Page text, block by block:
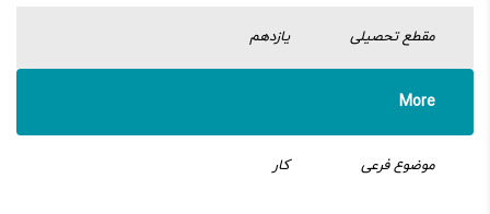
مقطع تحصیلی یازدهم
More
موضوع فرعی کار